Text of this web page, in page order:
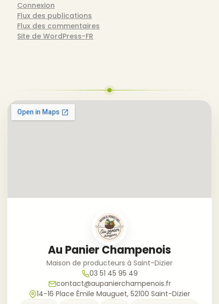
Connexion
Flux des publications
Flux des commentaires
Site de WordPress-FR
Au Panier Champenois
Maison de producteurs à Saint-Dizier
03 51 45 95 49
contact@aupanierchampenois.fr
14-16 Place Émile Mauguet, 52100 Saint-Dizier